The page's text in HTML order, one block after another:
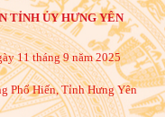
TỈNH ỦY HƯNG YÊN
11 tháng 9 năm 2025
Phố Hiến, Tỉnh Hưng Yên